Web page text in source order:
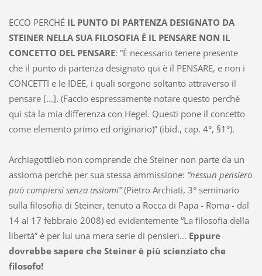
ECCO PERCHÉIL PUNTO DI PARTENZA DESIGNATO DA
STEINER NELLA SUA FILOSOFIA È IL PENSARE NON IL
CONCETTO DEL PENSARE: “È necessario tenere presente
che il punto di partenza designato qui è il PENSARE, e non i
CONCETTI e le IDEE, i quali sorgono soltanto attraverso il
pensare [...]. (Faccio espressamente notare questo perché
qui sta la mia differenza con Hegel. Questi pone il concetto
come elemento primo ed originario)” (ibid., cap. 4°, §1°).
Archiagottlieb non comprende che Steiner non parte da un
assioma perché per sua stessa ammissione: “nessun pensiero
può compiersi senza assiomi”(Pietro Archiati, 3° seminario
sulla filosofia di Steiner, tenuto a Rocca di Papa - Roma - dal
14 al 17 febbraio 2008) ed evidentemente “La filosofia della
libertà” è per lui una mera serie di pensieri... Eppure
dovrebbe sapere che Steiner è più scienziato che
filosofo!